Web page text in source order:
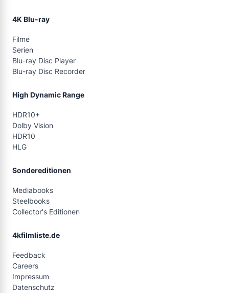
4K Blu-ray
Filme
Serien
Blu-ray Disc Player
Blu-ray Disc Recorder
High Dynamic Range
HDR10+
Dolby Vision
HDR10
HLG
Sondereditionen
Mediabooks
Steelbooks
Collector's Editionen
4kfilmliste.de
Feedback
Careers
Impressum
Datenschutz